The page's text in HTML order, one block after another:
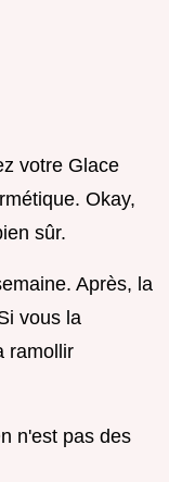
votre Glace
Okay,
sûr.
Après, la
vous la
ramollir
n'est pas des